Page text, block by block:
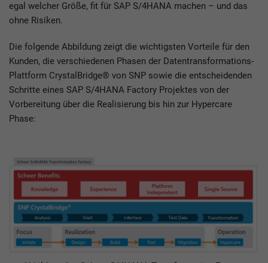
egal welcher Größe, fit für SAP S/4HANA machen – und das
ohne Risiken.
Die folgende Abbildung zeigt die wichtigsten Vorteile für den
Kunden, die verschiedenen Phasen der Datentransformations-
Plattform CrystalBridge® von SNP sowie die entscheidenden
Schritte eines SAP S/4HANA Factory Projektes von der
Vorbereitung über die Realisierung bis hin zur Hypercare
Phase: